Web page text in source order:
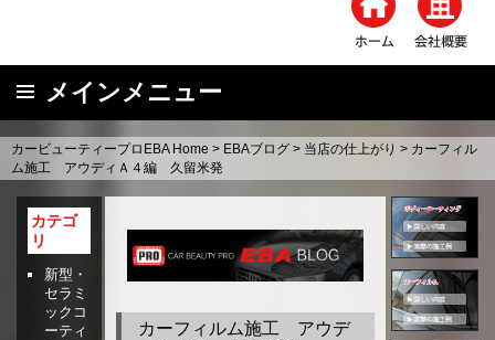
メインメニュー
コ
ン
カービューティープロEBA Home > EBAブログ > 当店の仕上がり > カーフィル
ム施工 アウディＡ４編 久留米発
カーフィルム施工 アウデ
カテゴ
リ
新型・
セラミ
ックコ
ーティ